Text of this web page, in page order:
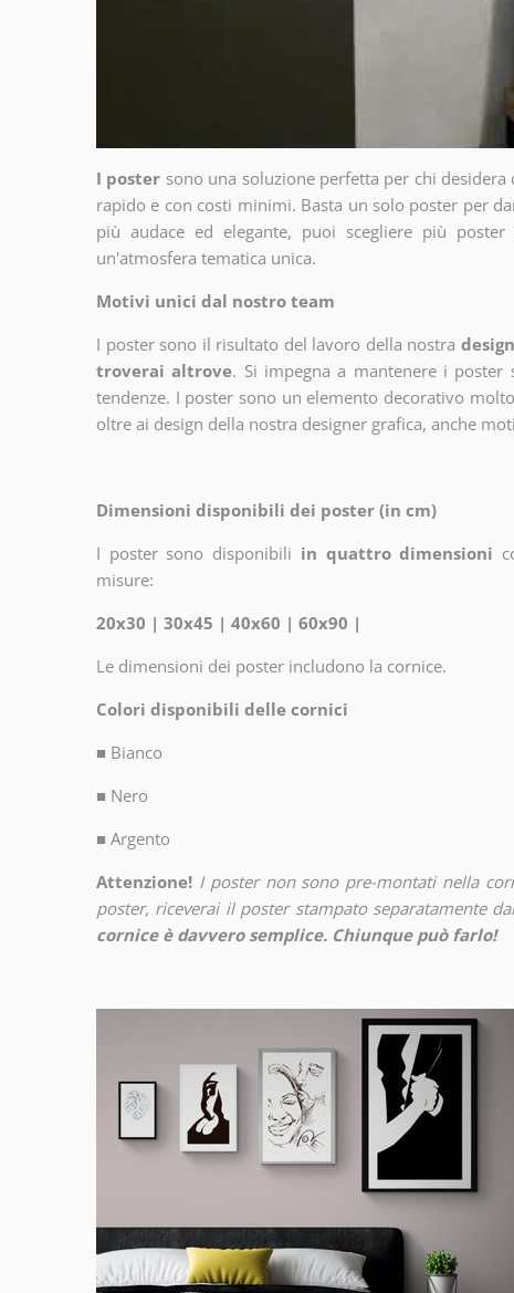
I poster sono una soluzione perfetta per chi
rapido e con costi minimi. Basta un solo poster per
più audace ed elegante, puoi scegliere più
un'atmosfera tematica unica.
Motivi unici dal nostro team
I poster sono il risultato del lavoro della nostra
troverai altrove. Si impegna a mantenere i
tendenze. I poster sono un elemento decorativo
oltre ai design della nostra designer grafica, anche
Dimensioni disponibili dei poster (in cm)
I poster sono disponibili in quattro dimensioni
misure:
20x30 | 30x45 | 40x60 | 60x90 |
Le dimensioni dei poster includono la cornice.
Colori disponibili delle cornici
■ Bianco
■ Nero
■ Argento
Attenzione! I poster non sono pre-montati nella
poster, riceverai il poster stampato separatamente
cornice è davvero semplice. Chiunque può farlo!